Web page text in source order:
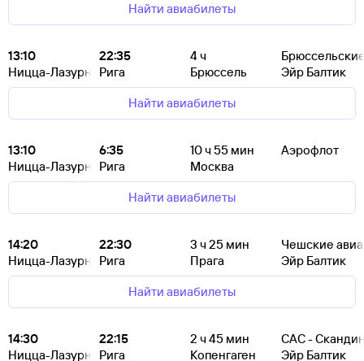
Найти авиабилеты
13:10
Ницца-Лазурный Берег
22:35
Рига
4ч
Брюссель
Эйр Балтик
Найти авиабилеты
13:10
Ницца-Лазурный Берег
6:35
Рига
10ч 55 мин
Москва
Аэрофлот
Найти авиабилеты
14:20
Ницца-Лазурный Берег
22:30
Рига
3 ч 25 мин
Прага
Чешские
Эйр Балтик
Найти авиабилеты
14:30
Ницца-Лазурный Берег
22:15
Рига
2 ч 45 мин
Копенгаген
САС -
Эйр Балтик